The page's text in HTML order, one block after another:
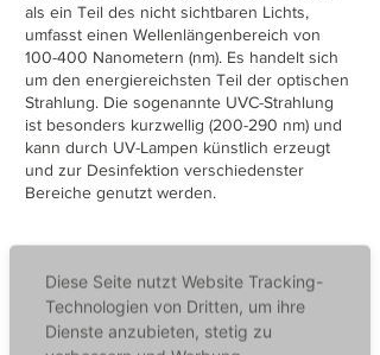
als ein Teil des nicht sichtbaren Lichts,
umfasst einen Wellenlängenbereich von
100-400 Nanometern (nm). Es handelt sich
um den energiereichsten Teil der optischen
Strahlung. Die sogenannte UVC-Strahlung
ist besonders kurzwellig (200-290 nm) und
kann durch UV-Lampen künstlich erzeugt
und zur Desinfektion verschiedenster
Bereiche genutzt werden.
Vorteile der UV-Desinfektion
Diese Seite nutzt Website Tracking-
Technologien von Dritten, um ihre
Dienste anzubieten, stetig zu